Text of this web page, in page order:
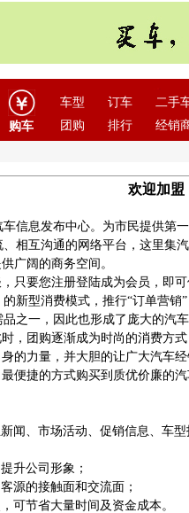
购车
车型 订车 二手
团购
排行 经销
欢迎加盟
信息发布中心。为市民提供第一
相互沟通的网络平台，这里集
广阔的商务空间。
只要您注册登陆成为会员，即
新型消费模式，推行“订单营销
之一，因此也形成了庞大的汽
，团购逐渐成为时尚的消费方
的力量，并大胆的让广大汽车
便捷的方式购买到质优价廉的汽
、市场活动、促销信息、车型
升公司形象；
源的接触面和交流面；
可节省大量时间及资金成本。